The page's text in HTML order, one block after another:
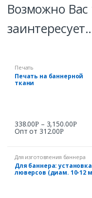
Возможно Вас
Печать
Печать на баннерной
ткани
338.00Р – 3,150.00Р
Опт от 312.00Р
Для изготовления баннера
Для баннера: установка
люверсов (диам. 10-12